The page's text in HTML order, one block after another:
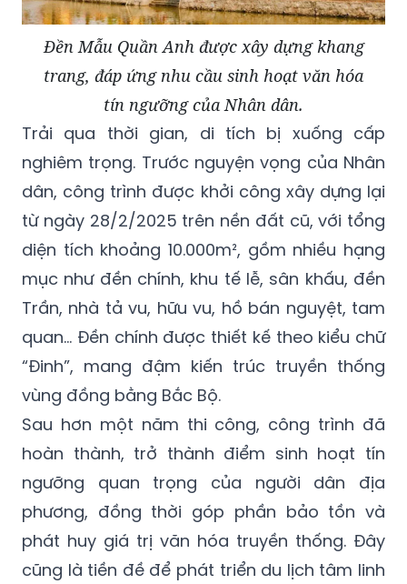
Đền Mẫu Quần Anh được xây dựng khang
trang, đáp ứng nhu cầu sinh hoạt văn hóa
tín ngưỡng của Nhân dân.
Trải qua thời gian, di tích bị xuống cấp
nghiêm trọng. Trước nguyện vọng của Nhân
dân, công trình được khởi công xây dựng lại
từ ngày 28/2/2025 trên nền đất cũ, với tổng
diện tích khoảng 10.000m², gồm nhiều hạng
mục như đền chính, khu tế lễ, sân khấu, đền
Trần, nhà tả vu, hữu vu, hồ bán nguyệt, tam
quan… Đền chính được thiết kế theo kiểu chữ
“Đinh”, mang đậm kiến trúc truyền thống
vùng đồng bằng Bắc Bộ.
Sau hơn một năm thi công, công trình đã
hoàn thành, trở thành điểm sinh hoạt tín
ngưỡng quan trọng của người dân địa
phương, đồng thời góp phần bảo tồn và
phát huy giá trị văn hóa truyền thống. Đây
cũng là tiền đề để phát triển du lịch tâm linh